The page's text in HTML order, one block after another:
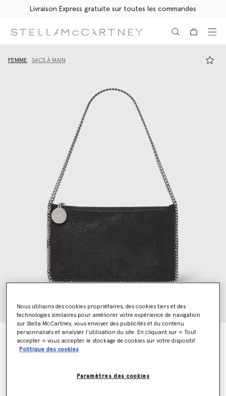
Livraison Express gratuite sur toutes les commandes
FEMME SACS À MAIN
Sac porte epaule Pochette Falabella
€495.00
Nous utilisons des cookies propriétaires, des cookies tiers et des
technologies similaires pour améliorer votre expérience de navigation
sur Stella McCartney, vous envoyer des publicités et du contenu
personnalisés et analyser l’utilisation du site. En cliquant sur « Tout
accepter » vous accepter le stockage de cookies sur votre dispositif.
Politique des cookies
Paramètres des cookies